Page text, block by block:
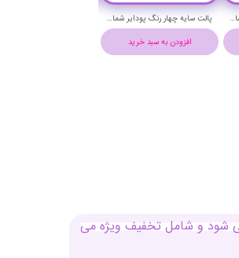
پالت سایه چهار رنگ پودایر شماره 6 - New Quad Eyeshadow Palette
افزودن به سبد خرید
پالت سایه چهار رنگ پودایر شماره 8 - New Quad Eyeshadow Palette
شود و شامل تخفیف ویژه می